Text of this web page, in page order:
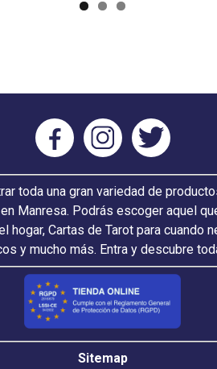
toda una gran variedad de
Manresa. Podrás escoger aquel
Cartas de Tarot para cuando
y mucho más. Entra y descubre
Sitemap